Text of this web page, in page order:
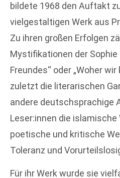
bildete 1968 den Auftakt
vielgestaltigen Werk aus
Zu ihren großen Erfolgen
Mystifikationen der Sophie
Freundes“ oder „Woher
zuletzt die literarischen
andere deutschsprachige
Leser:innen die
poetische und kritische
Toleranz und
Für ihr Werk wurde sie